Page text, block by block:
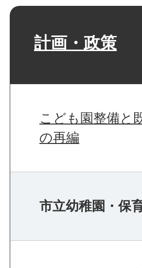
計画・政策
こども園整備と
の再編
市立幼稚園・保